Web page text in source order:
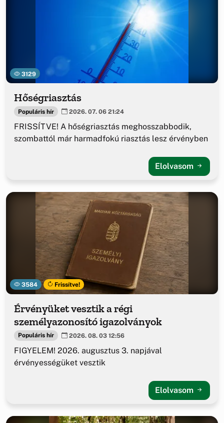
3129
Hőségriasztás
Populáris hír 2026. 07. 06 21:24
FRISSÍTVE! A hőségriasztás meghosszabbodik,
szombattól már harmadfokú riasztás lesz érvényben
Elolvasom
3584 Frissítve!
Érvényüket vesztik a régi
személyazonosító igazolványok
Populáris hír 2026. 08. 03 12:56
FIGYELEM! 2026. augusztus 3. napjával
érvényességüket vesztik
Elolvasom